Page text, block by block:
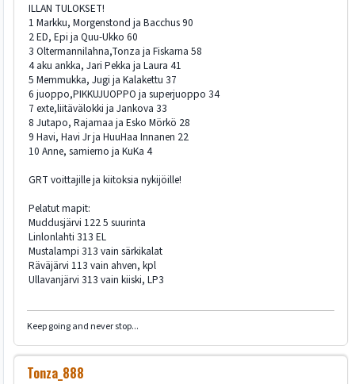
ILLAN TULOKSET!
1 Markku, Morgenstond ja Bacchus 90
2 ED, Epi ja Quu-Ukko 60
3 Oltermannilahna,Tonza ja Fiskarna 58
4 aku ankka, Jari Pekka ja Laura 41
5 Memmukka, Jugi ja Kalakettu 37
6 juoppo,PIKKUJUOPPO ja superjuoppo 34
7 exte,liitävälokki ja Jankova 33
8 Jutapo, Rajamaa ja Esko Mörkö 28
9 Havi, Havi Jr ja HuuHaa Innanen 22
10 Anne, samierno ja KuKa 4
GRT voittajille ja kiitoksia nykijöille!
Pelatut mapit:
Muddusjärvi 122 5 suurinta
Linlonlahti 313 EL
Mustalampi 313 vain särkikalat
Räväjärvi 113 vain ahven, kpl
Ullavanjärvi 313 vain kiiski, LP3
Keep going and never stop...
Tonza_888